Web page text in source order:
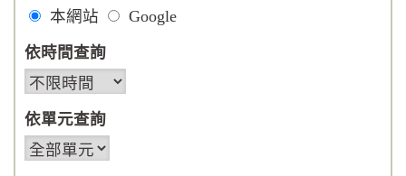
本網站
Google
依時間查詢
依單元查詢